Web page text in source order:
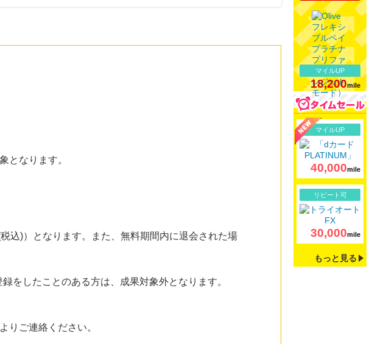
となります。
込)）となります。また、無料期間内に退会された場
をしたことのある方は、成果対象外となります。
りご連絡ください。
マイルUP
18,200mile
マイルUP
40,000mile
リピート可
30,000mile
もっと見る